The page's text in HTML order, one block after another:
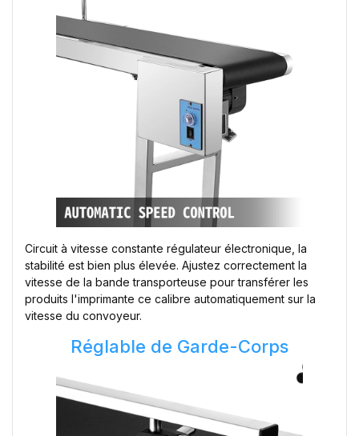
Circuit à vitesse constante régulateur électronique, la
stabilité est bien plus élevée. Ajustez correctement la
vitesse de la bande transporteuse pour transférer les
produits l'imprimante ce calibre automatiquement sur la
vitesse du convoyeur.
Réglable de Garde-Corps